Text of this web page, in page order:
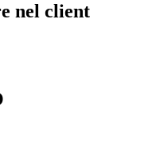
nel client